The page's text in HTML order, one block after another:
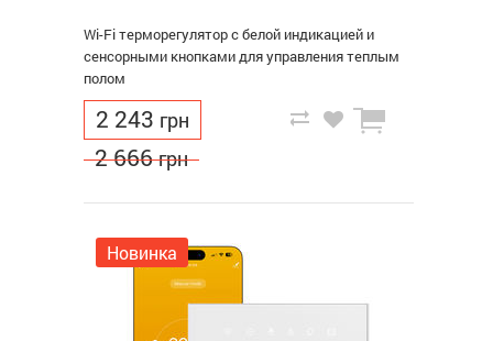
Wi-Fi терморегулятор с белой индикацией и
сенсорными кнопками для управления теплым
полом
2 243 грн
2 666 грн
Новинка